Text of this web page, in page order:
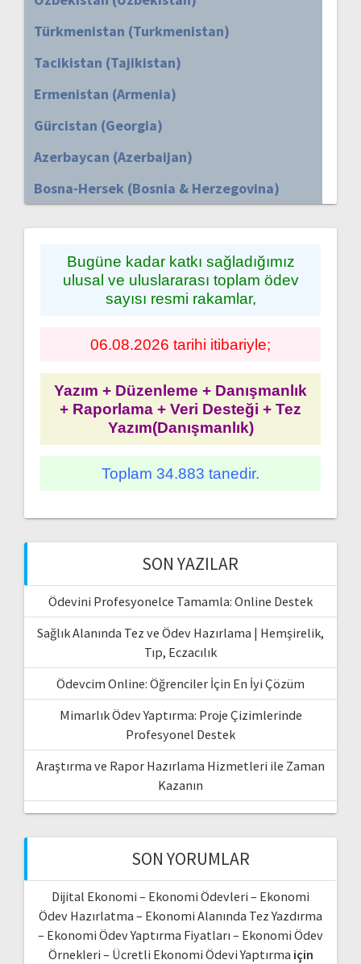
Türkmenistan (Turkmenistan)
Tacikistan (Tajikistan)
Ermenistan (Armenia)
Gürcistan (Georgia)
Azerbaycan (Azerbaijan)
Bosna-Hersek (Bosnia & Herzegovina)
Bugüne kadar katkı sağladığımız
ulusal ve uluslararası toplam ödev
sayısı resmi rakamlar,
06.08.2026 tarihi itibariyle;
Yazım + Düzenleme + Danışmanlık
+ Raporlama + Veri Desteği + Tez
Yazım(Danışmanlık)
Toplam 34.883 tanedir.
SON YAZILAR
Ödevini Profesyonelce Tamamla: Online Destek
Sağlık Alanında Tez ve Ödev Hazırlama | Hemşirelik,
Tıp, Eczacılık
Ödevcim Online: Öğrenciler İçin En İyi Çözüm
Mimarlık Ödev Yaptırma: Proje Çizimlerinde
Profesyonel Destek
Araştırma ve Rapor Hazırlama Hizmetleri ile Zaman
Kazanın
SON YORUMLAR
Dijital Ekonomi – Ekonomi Ödevleri – Ekonomi
Ödev Hazırlatma – Ekonomi Alanında Tez Yazdırma
– Ekonomi Ödev Yaptırma Fiyatları – Ekonomi Ödev
Örnekleri – Ücretli Ekonomi Ödevi Yaptırma için